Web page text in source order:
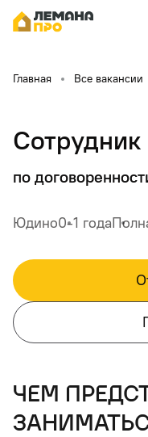
Главная Все вакансии
по
Юдино0-1 года
чем